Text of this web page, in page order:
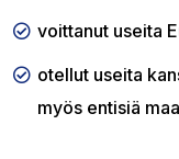
voittanut useita
otellut useita
myös entisiä